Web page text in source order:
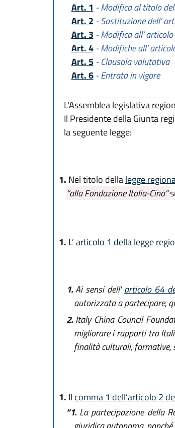
Art. 1 - Modifica al titolo
Art. 2 - Sostituzione dell’
Art. 3 - Modifica all’
Art. 4- Modifiche all’
Art. 5- Clausola valutativa
Art. 6- Entrata in vigore
L'Assemblea legislativa
Il Presidente della Giunta
la seguente legge:
1. Nel titolo dellalegge
“alla Fondazione Italia-Cina”
1. L’articolo 1 della legge
1.Ai sensi dell'articolo 64
autorizzata a partecipare,
2.Italy China Council
migliorare i rapporti tra
finalità culturali, formative,
1. Il comma 1 dell’articolo 2
“1.La partecipazione della